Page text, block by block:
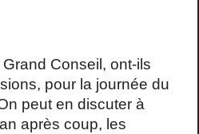
Conseil, ont-ils
pour la journée du
peut en discuter à
après coup, les